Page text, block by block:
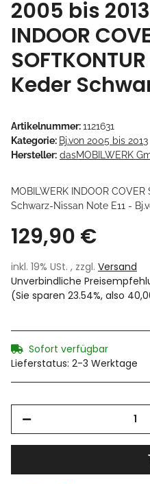
2005 bis
INDOOR
Keder
Artikelnummer:1121631
Kategorie: Bj.von 2005 bis 2013
Hersteller: dasMOBILWERK
MOBILWERK INDOOR
Schwarz-Nissan Note E11 -
129,90 €
inkl. 19% USt. , zzgl. Versand
Unverbindliche
(Sie sparen 23.54%, also
Sofort verfügbar
Lieferstatus: 2-3 Werktage